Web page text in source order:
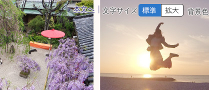
本文へ 文字サイズ 背景色